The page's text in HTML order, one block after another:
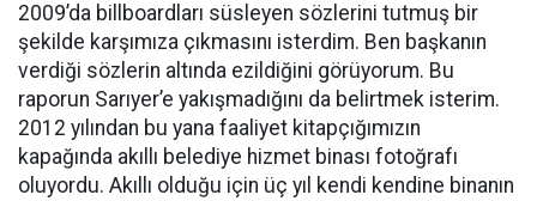
2009’da billboardları süsleyen sözlerini tutmuş bir
şekilde karşımıza çıkmasını isterdim. Ben başkanın
verdiği sözlerin altında ezildiğini görüyorum. Bu
raporun Sarıyer’e yakışmadığını da belirtmek isterim.
2012 yılından bu yana faaliyet kitapçığımızın
kapağında akıllı belediye hizmet binası fotoğrafı
oluyordu. Akıllı olduğu için üç yıl kendi kendine binanın